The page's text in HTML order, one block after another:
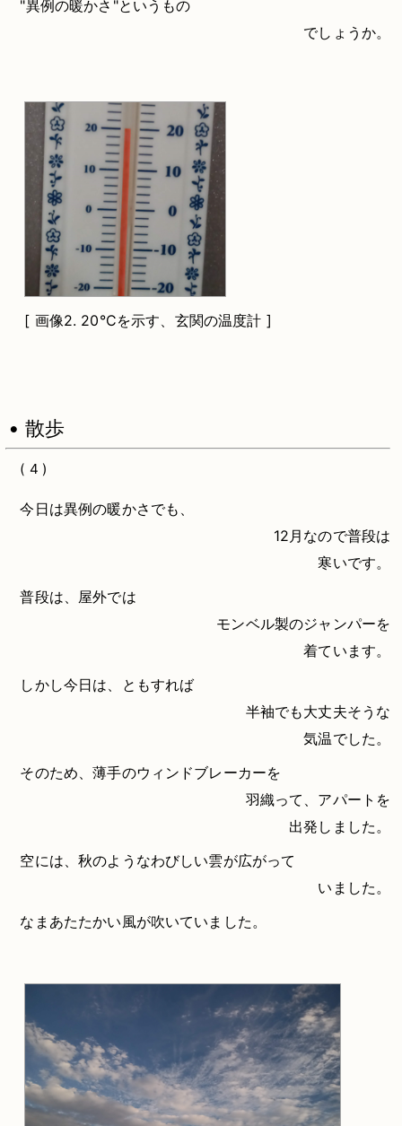
"異例の暖かさ"というもの
でしょうか。
[ 画像2. 20°Cを示す、玄関の温度計 ]
• 散歩
( 4 )
今日は異例の暖かさでも、
12月なので普段は
寒いです。
普段は、屋外では
モンベル製のジャンパーを
着ています。
しかし今日は、ともすれば
半袖でも大丈夫そうな
気温でした。
そのため、薄手のウィンドブレーカーを
羽織って、アパートを
出発しました。
空には、秋のようなわびしい雲が広がって
いました。
なまあたたかい風が吹いていました。